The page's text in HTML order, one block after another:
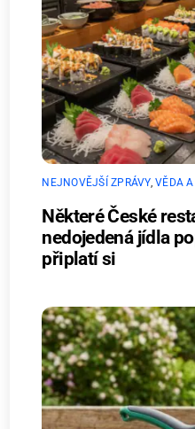
NEJNOVĚJŠÍ ZPRÁVY,VĚDA
Některé České
nedojedená jídla
připlatí si